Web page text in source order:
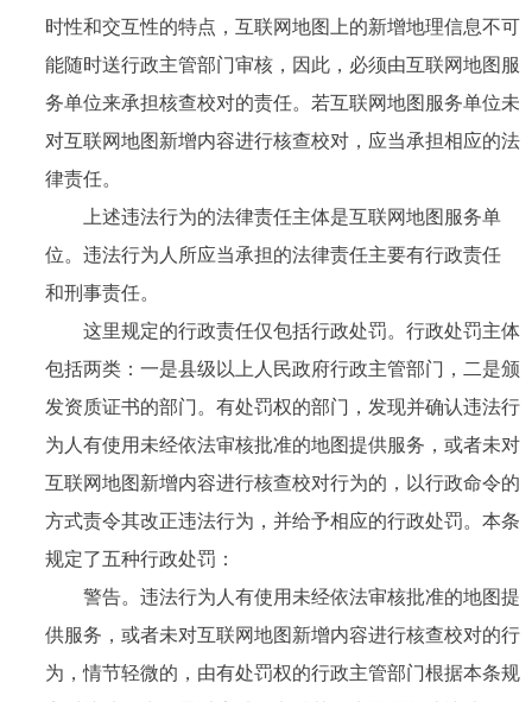
时性和交互性的特点，互联网地图上的新增地理信息不可
能随时送行政主管部门审核，因此，必须由互联网地图服
务单位来承担核查校对的责任。若互联网地图服务单位未
对互联网地图新增内容进行核查校对，应当承担相应的法
律责任。
上述违法行为的法律责任主体是互联网地图服务单
位。违法行为人所应当承担的法律责任主要有行政责任
和刑事责任。
这里规定的行政责任仅包括行政处罚。行政处罚主体
包括两类：一是县级以上人民政府行政主管部门，二是颁
发资质证书的部门。有处罚权的部门，发现并确认违法行
为人有使用未经依法审核批准的地图提供服务，或者未对
互联网地图新增内容进行核查校对行为的，以行政命令的
方式责令其改正违法行为，并给予相应的行政处罚。本条
规定了五种行政处罚：
警告。违法行为人有使用未经依法审核批准的地图提
供服务，或者未对互联网地图新增内容进行核查校对的行
为，情节轻微的，由有处罚权的行政主管部门根据本条规